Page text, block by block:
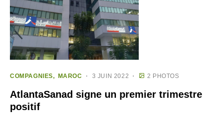
COMPAGNIES MAROC 3 JUIN 2022 2 PHOTOS
AtlantaSanad signe un premier trimestre
positif